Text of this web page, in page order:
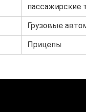
пассажирские
Грузовые
Прицепы